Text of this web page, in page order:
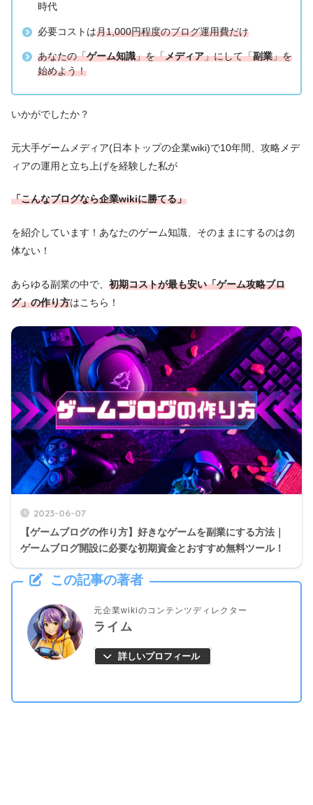
時代
必要コストは月1,000円程度のブログ運用費だけ
あなたの「ゲーム知識」を「メディア」にして「副業」を
始めよう！
いかがでしたか？
元大手ゲームメディア(日本トップの企業wiki)で10年間、攻略メデ
ィアの運用と立ち上げを経験した私が
「こんなブログなら企業wikiに勝てる」
を紹介しています！あなたのゲーム知識、そのままにするのは勿
体ない！
あらゆる副業の中で、 初期コストが最も安い「ゲーム攻略ブロ
グ」の作り方はこちら！
2023-06-07
【ゲームブログの作り方】好きなゲームを副業にする方法｜
ゲームブログ開設に必要な初期資金とおすすめ無料ツール！
この記事の著者
元企業wikiのコンテンツディレクター
ライム
詳しいプロフィール